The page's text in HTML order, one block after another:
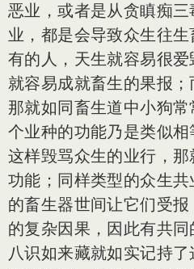
恶业，或者是从贪瞋痴
业，都是会导致众生往
有的人，天生就容易很
就容易成就畜生的果报；
那就如同畜生道中小狗
个业种的功能乃是类似
这样毁骂众生的业行，
功能；同样类型的众生
的畜生器世间让它们受
的复杂因果，因此有共
八识如来藏就如实记持